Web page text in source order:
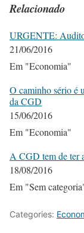
Relacionado
URGENTE:
21/06/2016
Em "Economia"
O caminho sério é
da CGD
15/06/2016
Em "Economia"
A CGD tem de ter
18/08/2016
Em "Sem
Categories: